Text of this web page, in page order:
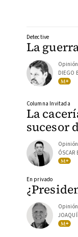
La
Detective
DIEGO
La
sucesor
Columna Invitada
ÓSCAR
En privado